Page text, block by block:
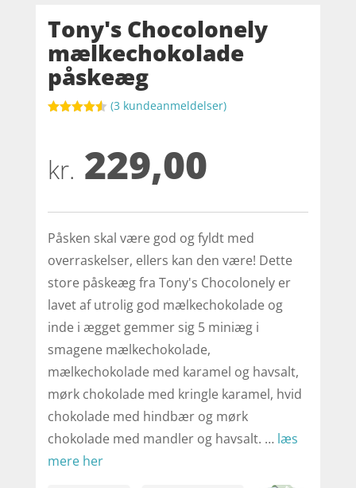
Tony's Chocolonely
mælkechokolade
påskeæg
baseret
på
kundebedø
(3 kundeanmeldelser)
kr. 229,00
Påsken skal være god og fyldt med
overraskelser, ellers kan den være! Dette
store påskeæg fra Tony's Chocolonely er
lavet af utrolig god mælkechokolade og
inde i ægget gemmer sig 5 miniæg i
smagene mælkechokolade,
mælkechokolade med karamel og havsalt,
mørk chokolade med kringle karamel, hvid
chokolade med hindbær og mørk
chokolade med mandler og havsalt. … læs
mere her